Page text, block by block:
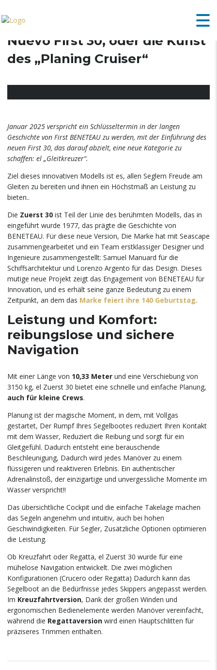
Nuevo First 30, oder die Kunst
des „Planing Cruiser“
Januar 2025 verspricht ein Schlüsseltermin in der langen
Geschichte von First BENETEAU zu werden, mit der Einführung des
neuen First 30, das darauf abzielt, eine neue Kategorie zu
schaffen: el „Gleitkreuzer“.
Ziel dieses innovativen Modells ist es, allen Seglern Freude am
Gleiten zu bereiten und ihnen ein Höchstmaß an Leistung zu
bieten..
Die Zuerst 30 ist Teil der Linie des berühmten Modells, das in
eingeführt wurde 1977, das prägte die Geschichte von
BENETEAU. Für diese neue Version, Die Marke hat mit Seascape
zusammengearbeitet und ein Team erstklassiger Designer und
Ingenieure zusammengestellt: Samuel Manuard für die
Schiffsarchitektur und Lorenzo Argento für das Design. Dieses
mutige neue Projekt zeigt das Engagement von BENETEAU für
Innovation, und es erhält seine ganze Bedeutung zu einem
Zeitpunkt, an dem das Marke feiert ihre 140 Geburtstag.
Leistung und Komfort:
reibungslose und sichere
Navigation
Mit einer Länge von 10,33 Meter und eine Verschiebung von
3150 kg, el Zuerst 30 bietet eine schnelle und einfache Planung,
auch für kleine Crews.
Planung ist der magische Moment, in dem, mit Vollgas
gestartet, Der Rumpf Ihres Segelbootes reduziert Ihren Kontakt
mit dem Wasser, Reduziert die Reibung und sorgt für ein
Gleitgefühl. Dadurch entsteht eine berauschende
Beschleunigung, Dadurch wird jedes Manöver zu einem
flüssigeren und reaktiveren Erlebnis. Ein authentischer
Adrenalinstoß, der einzigartige und unvergessliche Momente im
Wasser verspricht!!
Das übersichtliche Cockpit und die einfache Takelage machen
das Segeln angenehm und intuitiv, auch bei hohen
Geschwindigkeiten. Für Segler, Zusätzliche Optionen optimieren
die Leistung.
Ob Kreuzfahrt oder Regatta, el Zuerst 30 wurde für eine
mühelose Navigation entwickelt. Die zwei möglichen
Konfigurationen (Crucero oder Regatta) Dadurch kann das
Segelboot an die Bedürfnisse jedes Skippers angepasst werden.
Im Kreuzfahrtversion, Dank der großen Winden und
ergonomischen Bedienelemente werden Manöver vereinfacht,
während die Regattaversion wird einen Hauptschlitten für
präziseres Trimmen enthalten.